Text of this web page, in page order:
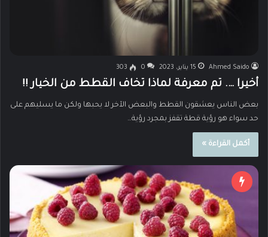
Ahmed Saido 15 يناير، 2023 0
303
أخيرا …. تم معرفة لماذا تخاف القطط من الخيار !!
بعض الناس يعشقون القطط والبعض الآخر لا يحبها ولكن ما يسليهم على
حد سواء هو رؤية قطة تقفز بمجرد رؤية…
أكمل القراءة »